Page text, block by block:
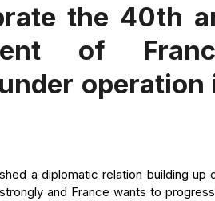
the 40th
of
operation
a diplomatic relation building
and France wants to